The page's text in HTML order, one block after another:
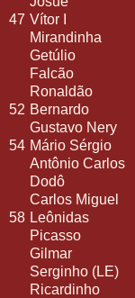
47 Vítor I
Mirandinha
Getúlio
Falcão
Ronaldão
52 Bernardo
Gustavo Nery
54 Mário Sérgio
Antônio Carlos
Dodô
Carlos Miguel
58 Leônidas
Picasso
Gilmar
Serginho (LE)
Ricardinho